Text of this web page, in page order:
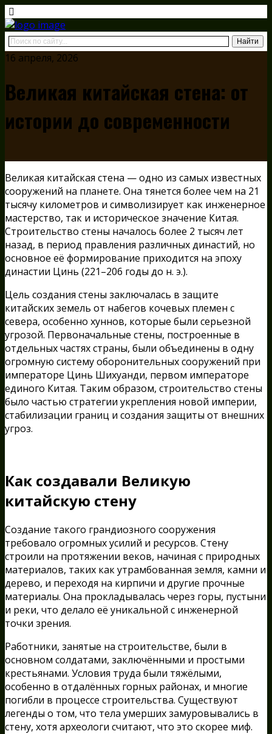
16 апреля, 2026
Великая китайская стена: от
истории до современности
Великая китайская стена — одно из самых известных
сооружений на планете. Она тянется более чем на 21
тысячу километров и символизирует как инженерное
мастерство, так и историческое значение Китая.
Строительство стены началось более 2 тысяч лет
назад, в период правления различных династий, но
основное её формирование приходится на эпоху
династии Цинь (221–206 годы до н. э.).
Цель создания стены заключалась в защите
китайских земель от набегов кочевых племен с
севера, особенно хуннов, которые были серьезной
угрозой. Первоначальные стены, построенные в
отдельных частях страны, были объединены в одну
огромную систему оборонительных сооружений при
императоре Цинь Шихуанди, первом императоре
единого Китая. Таким образом, строительство стены
было частью стратегии укрепления новой империи,
стабилизации границ и создания защиты от внешних
угроз.
Как создавали Великую
китайскую стену
Создание такого грандиозного сооружения
требовало огромных усилий и ресурсов. Стену
строили на протяжении веков, начиная с природных
материалов, таких как утрамбованная земля, камни и
дерево, и переходя на кирпичи и другие прочные
материалы. Она прокладывалась через горы, пустыни
и реки, что делало её уникальной с инженерной
точки зрения.
Работники, занятые на строительстве, были в
основном солдатами, заключёнными и простыми
крестьянами. Условия труда были тяжёлыми,
особенно в отдалённых горных районах, и многие
погибли в процессе строительства. Существуют
легенды о том, что тела умерших замуровывались в
стену, хотя археологи считают, что это скорее миф.